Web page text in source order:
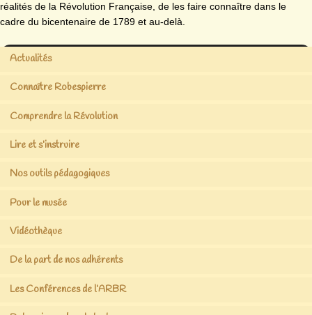
réalités de la Révolution Française, de les faire connaître dans le
cadre du bicentenaire de 1789 et au-delà.
Actualités
Connaître Robespierre
Comprendre la Révolution
Lire et s’instruire
Nos outils pédagogiques
Pour le musée
Vidéothèque
De la part de nos adhérents
Les Conférences de l’ARBR